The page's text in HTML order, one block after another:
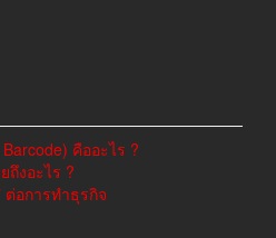
คืออะไร ?
ถึงอะไร ?
อการทำธุรกิจ